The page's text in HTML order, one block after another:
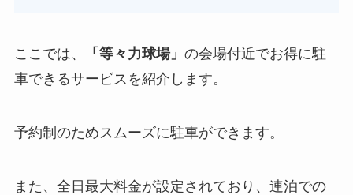
ここでは、 「 等々力球場」 の会場付近でお得に駐
車できるサービスを紹介します。
予約制のためスムーズに駐車ができます。
また、全日最大料金が設定されており、連泊での